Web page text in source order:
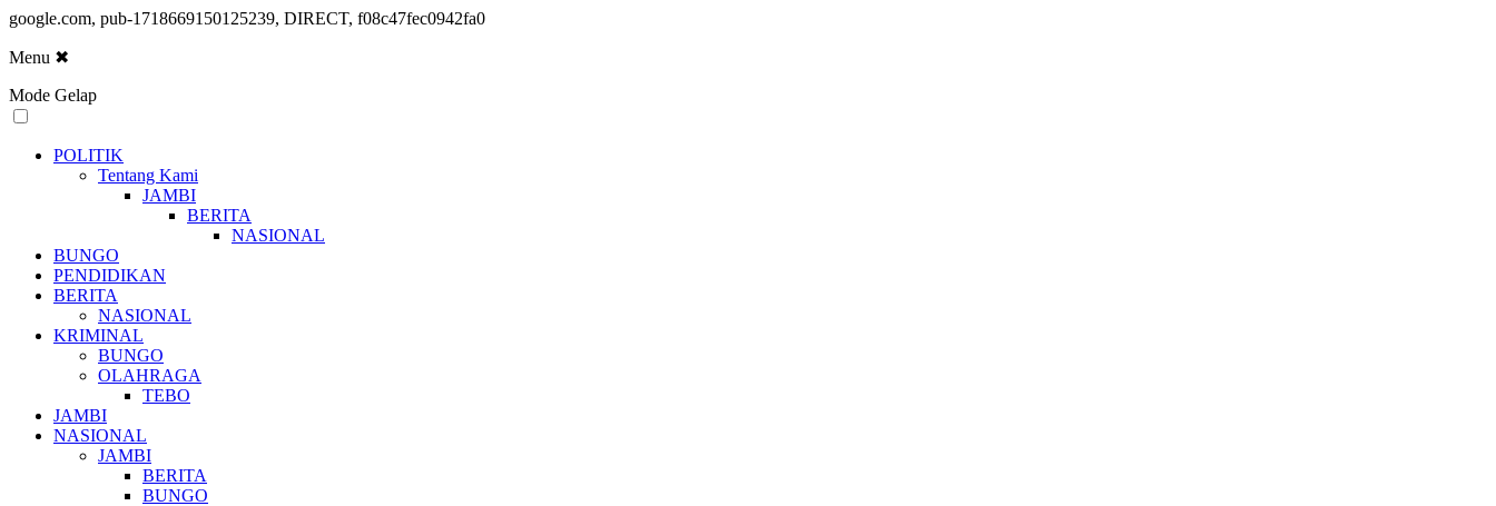
google.com, pub-1718669150125239, DIRECT, f08c47fec0942fa0
Menu ✖
Mode Gelap
POLITIK
Tentang Kami
JAMBI
BERITA
NASIONAL
BUNGO
PENDIDIKAN
BERITA
NASIONAL
KRIMINAL
BUNGO
OLAHRAGA
TEBO
JAMBI
NASIONAL
JAMBI
BERITA
BUNGO